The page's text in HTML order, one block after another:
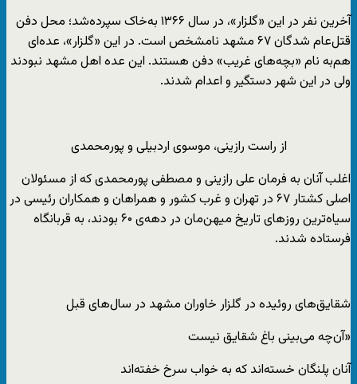
آخرین نفر در این «گلزار»، در سال ۱۳۶۶ به‌خاک سپرده‌شد؛ محل دفن
قتل‌عام شدگان ۶۷ مشهد نامشخص است. در این «گلزار»، عده‌ای
هم‌به نام «بچه‌های غریب» دفن هستند. این عده اهل مشهد نبودند
ولی در این شهر دستگیر و اعدام شدند.
از راست رازینی، موسوی اردبیلی و پورمحمدی
اغلب آنان به فرمان علی رازینی و مصطفی پورمحمدی که از مسئولان
اصلی کشتار ۶۷ در تهران و غرب کشور و همراهان و همکاران رئیسی در
سیاه‌ترین روزهای تاریخ میهن‌مان در دهه‌ی ۶۰ بودند، به قربانگاه
فرستاده‌ شدند.
شقایق‌های روئیده در گلزار خاوران مشهد در سال‌های قبل
«آن‌چه می‌بینی باغ شقایق نیست
آنان پلنگان خسته‌اند که به خواب سرخ خفته‌اند